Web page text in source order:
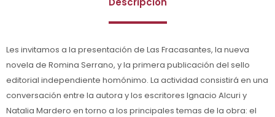
Les invitamos a la presentación de Las Fracasantes, la nueva
novela de Romina Serrano, y la primera publicación del sello
editorial independiente homónimo. La actividad consistirá en una
conversación entre la autora y los escritores Ignacio Alcuri y
Natalia Mardero en torno a los principales temas de la obra: el